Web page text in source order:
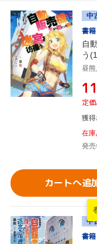
中
書籍
自
う
昼
定
獲
在庫
発
カートへ追
中
書籍